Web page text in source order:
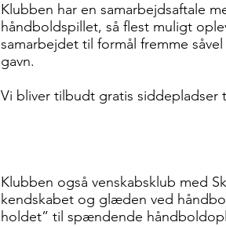
Klubben har en samarbejdsaftale
håndboldspillet, så flest muligt
samarbejdet til formål fremme
gavn.
Vi bliver tilbudt gratis siddepladser
Klubben også venskabsklub med
kendskabet og glæden ved
holdet” til spændende